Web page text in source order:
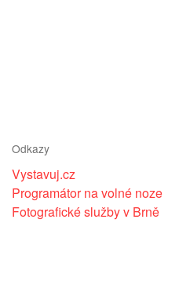
Odkazy
Vystavuj.cz
Programátor na volné noze
Fotografické služby v Brně